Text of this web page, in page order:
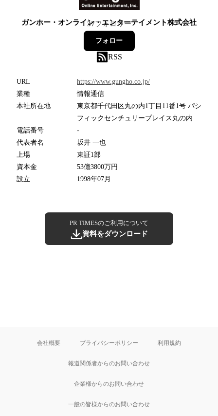
ガンホー・オンライン・エンターテイメント株式会社
37フォロワー
フォロー
RSS
URL
https://www.gungho.co.jp/
業種
情報通信
本社所在地
東京都千代田区丸の内1丁目11番1号 パシ
フィックセンチュリープレイス丸の内
電話番号
-
代表者名
坂井 一也
上場
東証1部
資本金
53億3800万円
設立
1998年07月
PR TIMESのご利用について
資料をダウンロード
会社概要 プライバシーポリシー 利用規約
報道関係者からのお問い合わせ
企業様からのお問い合わせ
一般の皆様からのお問い合わせ